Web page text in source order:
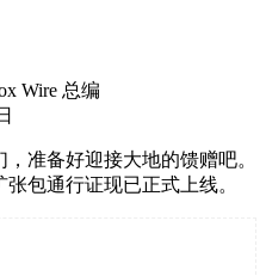
Wire 总编
准备好迎接大地的馈赠吧。
包通行证现已正式上线。